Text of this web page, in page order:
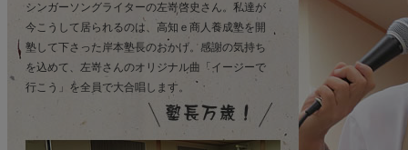
シンガーソングライターの左嵜啓史さん。私達が
今こうして居られるのは、高知ｅ商人養成塾を開
塾して下さった岸本塾長のおかげ。感謝の気持ち
を込めて、左嵜さんのオリジナル曲「イージーで
行こう」を全員で大合唱します。